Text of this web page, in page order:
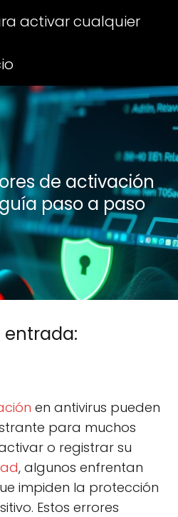
activar cualquier
de activación
paso a paso
p
r
t
i
r
e
n
t
r
e
s
t
p
r
t
i
r
e
n
k
d
I
n
p
r
e
n
i
en antivirus pueden
para muchos
o registrar su
, algunos enfrentan
impiden la protección
Estos errores